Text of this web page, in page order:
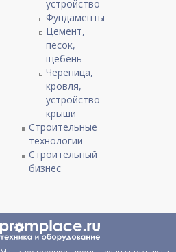
устройство
Фундаменты
Цемент,
песок,
щебень
Черепица,
кровля,
устройство
крыши
Строительные
технологии
Строительный
бизнес